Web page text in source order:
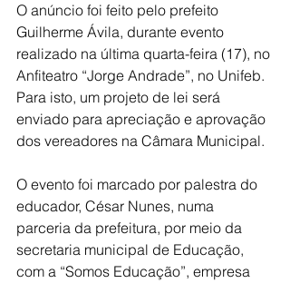
O anúncio foi feito pelo prefeito
Guilherme Ávila, durante evento
realizado na última quarta-feira (17), no
Anfiteatro “Jorge Andrade”, no Unifeb.
Para isto, um projeto de lei será
enviado para apreciação e aprovação
dos vereadores na Câmara Municipal.
O evento foi marcado por palestra do
educador, César Nunes, numa
parceria da prefeitura, por meio da
secretaria municipal de Educação,
com a “Somos Educação”, empresa